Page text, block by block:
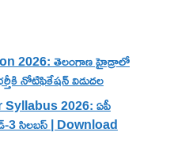
2026: తెలంగాణ హైడ్రాలో
నోటిఫికేషన్ విడుదల
2026: ఏపీ
3 సిలబస్ | Download